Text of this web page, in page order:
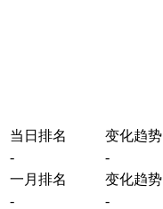
当日排名 变化趋势
-
-
一月排名
变化趋势
-
-